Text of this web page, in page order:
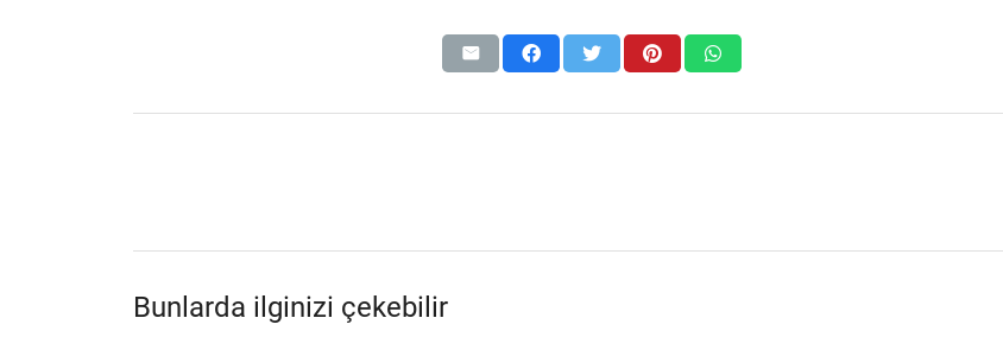
Bunlarda ilginizi çekebilir